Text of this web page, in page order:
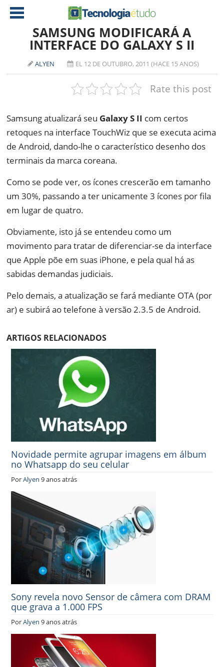
AMD
ATI
NVIDIA
SOFTWARE
TABLETS
IOS
NOKIA
JOGOS
DOWNLOADS
ANÁLISE
SAMSUNG MODIFICARÁ A
INTERFACE DO GALAXY S II
ALYEN EL 12 DE OUTUBRO, 2011 (HACE 15 ANOS)
Rate this post
Samsung atualizará seu Galaxy S II com certos
retoques na interface TouchWiz que se executa acima
de Android, dando-lhe o característico desenho dos
terminais da marca coreana.
Como se pode ver, os ícones crescerão em tamanho
um 30%, passando a ter unicamente 3 ícones por fila
em lugar de quatro.
Obviamente, isto já se entendeu como um
movimento para tratar de diferenciar-se da interface
que Apple põe em suas iPhone, e pela qual há as
sabidas demandas judiciais.
Pelo demais, a atualização se fará mediante OTA (por
ar) e subirá ao telefone à versão 2.3.5 de Android.
ARTIGOS RELACIONADOS
Novidade permite agrupar imagens em álbum
no Whatsapp do seu celular
PorAlyen 9 anos atrás
Sony revela novo Sensor de câmera com DRAM
que grava a 1.000 FPS
PorAlyen 9 anos atrás